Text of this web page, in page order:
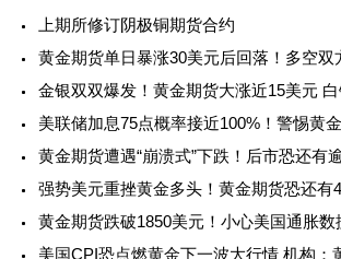
上期所修订阴极铜期货合约
黄金期货单日暴涨30美元后回落！多空双
金银双双爆发！黄金期货大涨近15美元
美联储加息75点概率接近100%！警惕黄
黄金期货遭遇“崩溃式”下跌！后市恐还有
强势美元重挫黄金多头！黄金期货恐还有
黄金期货跌破1850美元！小心美国通胀数
美国CPI恐点燃黄金下一波大行情 机构：